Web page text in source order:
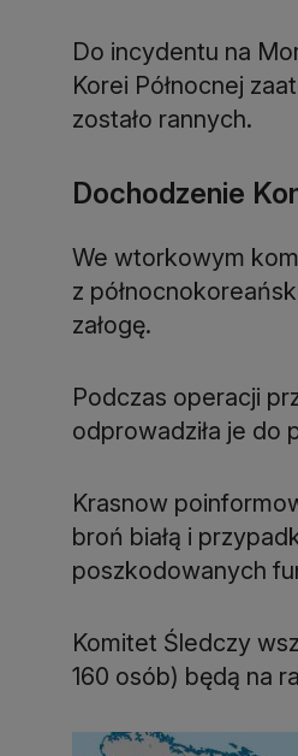
Do incydentu na
Korei Północnej
zostało rannych.
Dochodzenie
We wtorkowym
z
załogę.
Podczas operacji
odprowadziła je do
Krasnow
broń białą i
poszkodowanych
Komitet Śledczy
160 osób) będą na